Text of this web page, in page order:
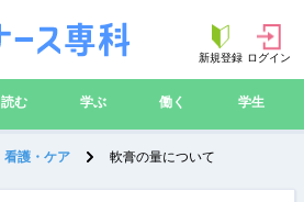
新規登録 ログイン
読む 学ぶ 働く 学生
看護・ケア 軟膏の量について